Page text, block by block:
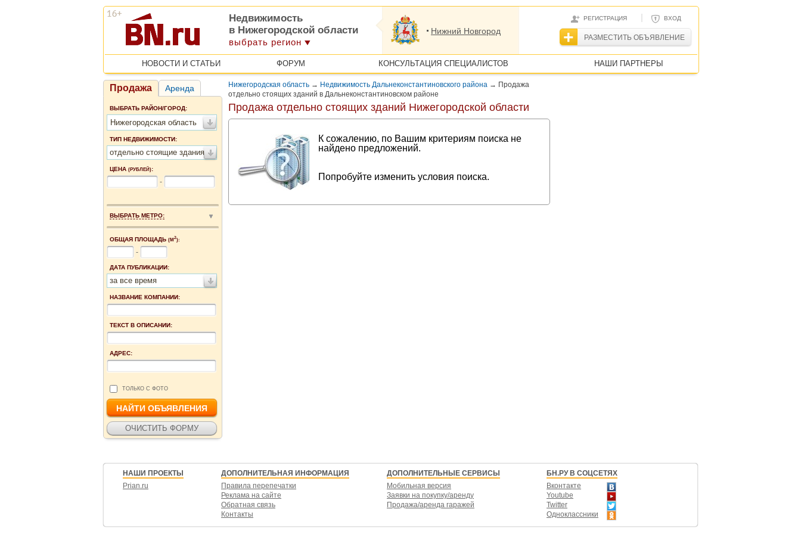
РЕГИСТРАЦИЯ | ВХОД
РАЗМЕСТИТЬ ОБЪЯВЛЕНИЕ
Недвижимость
в Нижегородской области
выбрать регион
Нижний Новгород
НОВОСТИ И СТАТЬИ ФОРУМ КОНСУЛЬТАЦИЯ СПЕЦИАЛИСТОВ НАШИ ПАРТНЕРЫ
Продажа Аренда
ВЫБРАТЬ РАЙОН/ГОРОД:
Нижегородская область
ТИП НЕДВИЖИМОСТИ:
отдельно стоящие здания
ЦЕНА (РУБЛЕЙ):
-
ВЫБРАТЬ МЕТРО:
ОБЩАЯ ПЛОЩАДЬ (М2):
-
ДАТА ПУБЛИКАЦИИ:
за все время
НАЗВАНИЕ КОМПАНИИ:
ТЕКСТ В ОПИСАНИИ:
АДРЕС:
ТОЛЬКО С ФОТО
Нижегородская область → Недвижимость Дальнеконстантиновского района → Продажа
отдельно стоящих зданий в Дальнеконстантиновском районе
Продажа отдельно стоящих зданий Нижегородской области
К сожалению, по Вашим критериям поиска не
найдено предложений.
Попробуйте изменить условия поиска.
НАШИ ПРОЕКТЫ
Prian.ru
ДОПОЛНИТЕЛЬНАЯ ИНФОРМАЦИЯ
Правила перепечатки
Реклама на сайте
Обратная связь
Контакты
ДОПОЛНИТЕЛЬНЫЕ СЕРВИСЫ
Мобильная версия
Заявки на покупку/аренду
Продажа/аренда гаражей
БН.РУ В СОЦСЕТЯХ
Вконтакте
Youtube
Twitter
Одноклассники